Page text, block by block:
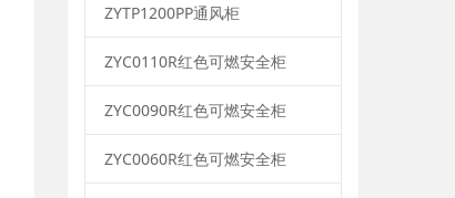
ZYTP1200PP通风柜
ZYC0110R红色可燃安全柜
ZYC0090R红色可燃安全柜
ZYC0060R红色可燃安全柜